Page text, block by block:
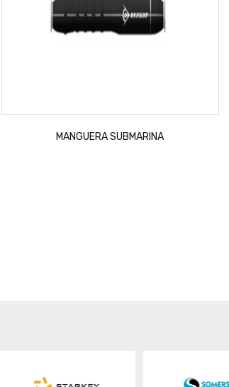
MANGUERA SUBMARINA